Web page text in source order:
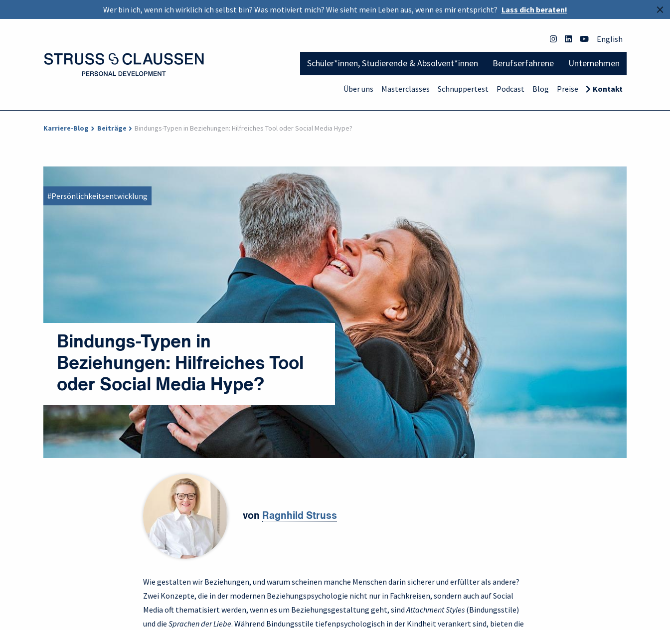
×
Wer bin ich, wenn ich wirklich ich selbst bin? Was motiviert mich? Wie sieht mein Leben aus, wenn es mir entspricht? Lass dich beraten!
English
Schüler*innen, Studierende & Absolvent*innen Berufserfahrene Unternehmen
Über uns Masterclasses Schnuppertest Podcast Blog Preise Kontakt
Karriere-Blog Beiträge Bindungs-Typen in Beziehungen: Hilfreiches Tool oder Social Media Hype?
#Persönlichkeitsentwicklung
Bindungs-Typen in
Beziehungen: Hilfreiches Tool
oder Social Media Hype?
von Ragnhild Struss
Wie gestalten wir Beziehungen, und warum scheinen manche Menschen darin sicherer und erfüllter als andere?
Zwei Konzepte, die in der modernen Beziehungspsychologie nicht nur in Fachkreisen, sondern auch auf Social
Media oft thematisiert werden, wenn es um Beziehungsgestaltung geht, sindAttachment Styles (Bindungsstile)
und die Sprachen der Liebe. Während Bindungsstile tiefenpsychologisch in der Kindheit verankert sind, bieten die